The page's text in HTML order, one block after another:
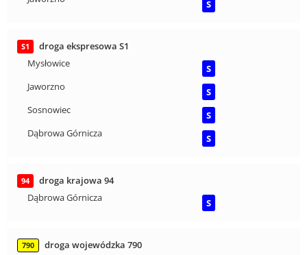
S
S1
droga ekspresowa S1
Mysłowice
S
Jaworzno
S
Sosnowiec
S
Dąbrowa Górnicza
S
94
droga krajowa 94
Dąbrowa Górnicza
S
790
droga wojewódzka 790